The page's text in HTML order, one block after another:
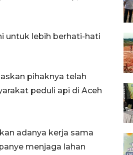
untuk lebih berhati-hati
pihaknya telah
peduli api di Aceh
adanya kerja sama
menjaga lahan